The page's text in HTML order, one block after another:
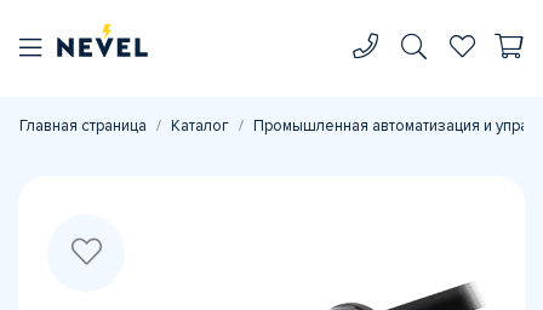
Главная страница Каталог Промышленная автоматизация и